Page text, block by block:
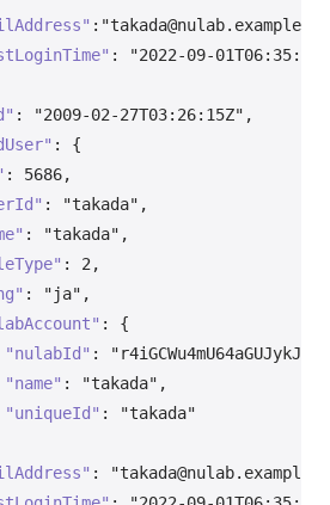
: "takada@nulab.example"
:
"2022-09-
: "2009-02-27T03:26:15Z" ,
:
{
: 5686,
: "takada" ,
: "takada" ,
: 2 ,
: "ja" ,
:
{
"nulabId" :
"name" : "takada" ,
"uniqueId" :
"takada"
: "takada@nulab.example"